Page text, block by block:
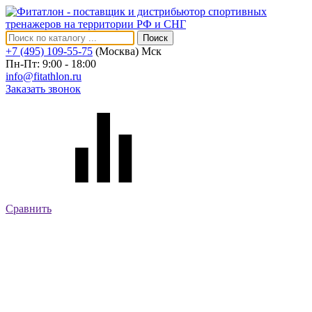
Поиск
+7 (495) 109-55-75 (Москва) Мск
Пн-Пт: 9:00 - 18:00
info@fitathlon.ru
Заказать звонок
Сравнить